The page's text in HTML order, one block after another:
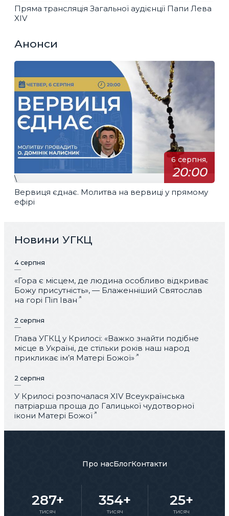
Пряма трансляція Загальної аудієнції Папи Лева
XIV
Анонси
6 серпня,
20:00
\
Вервиця єднає. Молитва на вервиці у прямому
ефірі
Новини УГКЦ
4 серпня
«Гора є місцем, де людина особливо відкриває
Божу присутність», — Блаженніший Святослав
на горі Піп Іван
2 серпня
Глава УГКЦ у Крилосі: «Важко знайти подібне
місце в Україні, де стільки років наш народ
прикликає ім’я Матері Божої»
2 серпня
У Крилосі розпочалася XIV Всеукраїнська
патріарша проща до Галицької чудотворної
ікони Матері Божої
Про насБлогКонтакти
287+
тисяч
354+
тисяч
25+
тисяч